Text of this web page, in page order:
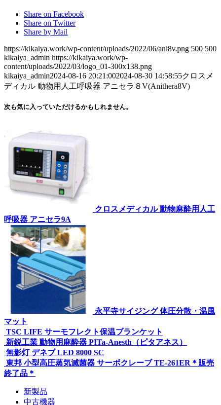
Share on Facebook
Share on Twitter
Share by Mail
https://kikaiya.work/wp-content/uploads/2022/06/ani8v.png 500 500
kikaiya_admin https://kikaiya.work/wp-
content/uploads/2022/03/logo_01-300x138.png
kikaiya_admin2024-08-16 20:21:002024-08-30 14:58:55クロスメ
ディカル 動物用人工呼吸器 アニセラ８V(Anithera8V)
次も気に入っていただけるかもしれません。
クロスメディカル 動物麻酔用人工
呼吸器 アニセラ9A
永平寺サイジング 体圧分散・温風
マット
TSC LIFE サーモフレクト保温ブランケット
新鋭工業 動物用麻酔器 PITa-Anesth（ピタアネス）
無影灯 デネブ LED 8000 SC
東邦 小型高圧蒸気滅菌器 サーボクレーブ TE-261ER＊販売
終了品＊
新製品
中古機器